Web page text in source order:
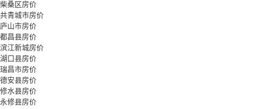
柴桑区房价
共青城市房价
庐山市房价
都昌县房价
滨江新城房价
湖口县房价
瑞昌市房价
德安县房价
修水县房价
永修县房价